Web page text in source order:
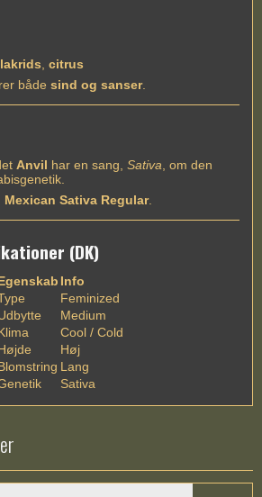
lakrids citrus
både sind og sanser.
Anvil har en sang, Sativa , om den
Mexican Sativa Regular.
(DK)
Info
Feminized
Medium
Cool / Cold
Høj
Lang
Sativa